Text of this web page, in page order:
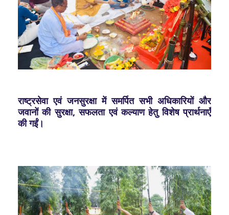
राष्ट्रसेवा एवं जनसुरक्षा में समर्पित सभी अधिकारियों और
जवानों की सुरक्षा, सफलता एवं कल्याण हेतु विशेष प्रार्थनाएँ
की गईं।